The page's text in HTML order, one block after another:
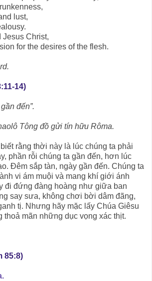
lust,
Jesus Christ,
for the desires of the flesh.
14)
đến”.
Tông đồ gửi tín hữu Rôma.
rằng thời này là lúc chúng ta phải
phần rỗi chúng ta gần đến, hơn lúc
Ðêm sắp tàn, ngày gần đến. Chúng ta
vi ám muội và mang khí giới ánh
đi đứng đàng hoàng như giữa ban
say sưa, không chơi bời dâm đãng,
tị. Nhưng hãy mặc lấy Chúa Giêsu
thoả mãn những dục vọng xác thịt.
85:8)